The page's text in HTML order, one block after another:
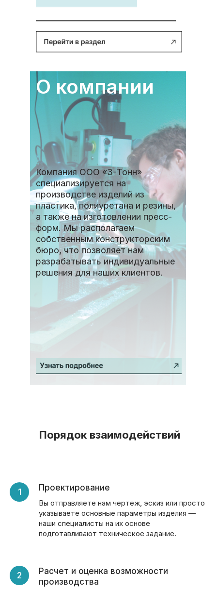
О компании
Компания ООО «3-Тонн»
специализируется на
производстве изделий из
пластика, полиуретана и резины,
а также на изготовлении пресс-
форм. Мы располагаем
собственным конструкторским
бюро, что позволяет нам
разрабатывать индивидуальные
решения для наших клиентов.
Порядок взаимодействий
Проектирование
Вы отправляете нам чертеж, эскиз или просто
указываете основные параметры изделия —
наши специалисты на их основе
подготавливают техническое задание.
Расчет и оценка возможности
производства